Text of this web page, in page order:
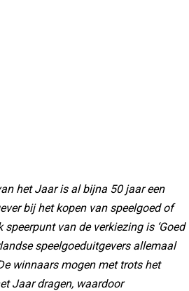
het Jaar is al bijna 50 jaar een
bij het kopen van speelgoed of
van de verkiezing is ‘Goed
speelgoeduitgevers allemaal
winnaars mogen met trots het
Jaar dragen, waardoor